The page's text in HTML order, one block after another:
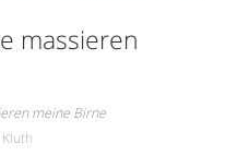
massieren
meine Birne